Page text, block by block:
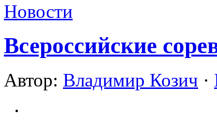
Новости
Всероссийские
Автор: Владимир Козич ·